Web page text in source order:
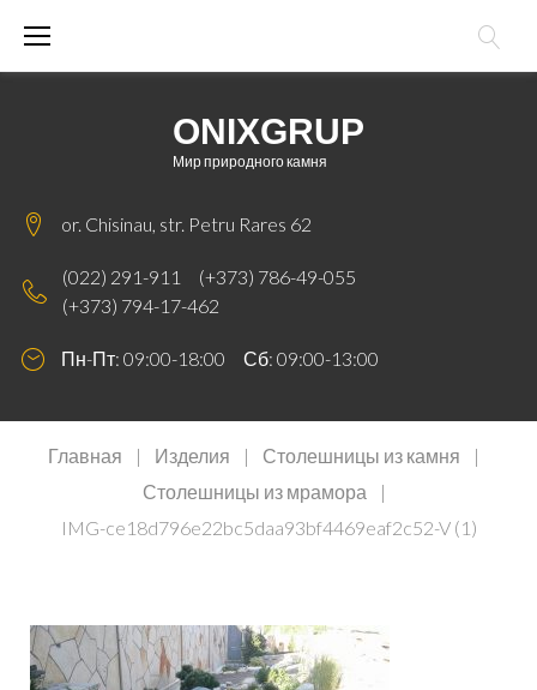
ONIXGRUP
Мир природного камня
or. Chisinau, str. Petru Rares 62
(022) 291-911
(+373) 786-49-055
(+373) 794-17-462
Пн-Пт: 09:00-18:00 Сб: 09:00-13:00
Главная | Изделия | Столешницы из камня
|
Столешницы из мрамора
|
IMG-ce18d796e22bc5daa93bf4469eaf2c52-V (1)
IMG-